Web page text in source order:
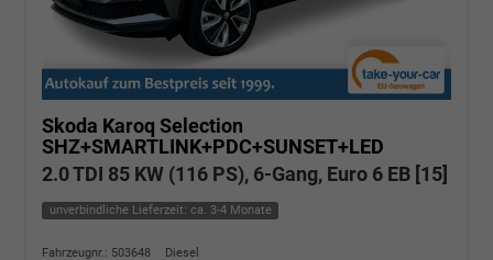
Skoda Karoq Selection
SHZ+SMARTLINK+PDC+SUNSET+LED
2.0 TDI 85 KW (116 PS), 6-Gang, Euro 6 EB [15]
unverbindliche Lieferzeit: ca. 3-4 Monate
Fahrzeugnr.: 503648
Diesel